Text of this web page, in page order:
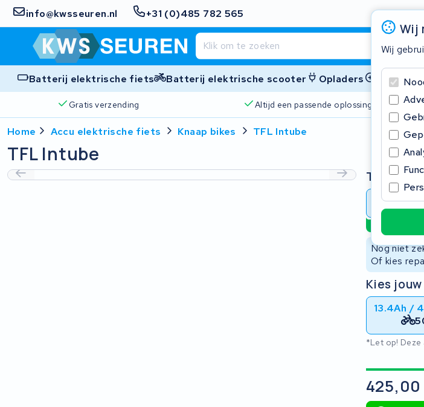
info@kwsseuren.nl +31 (0)485 782 565
Batterij elektrische fiets Batterij elektrische scooter Opladers
Gratis verzending Altijd een passende oplossing
Wij
Wij
Home Accu elektrische fiets Knaap bikes TFL Intube
TFL Intube
Type
Accu
Nog niet
Of kies
Kies
13.4Ah /
*Let op! Deze
425,00
Begin te typen in de